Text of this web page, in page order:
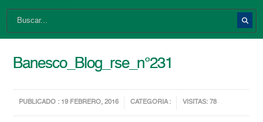
Banesco_Blog_rse_n°231
PUBLICADO : 19 FEBRERO, 2016 CATEGORIA : VISITAS: 78